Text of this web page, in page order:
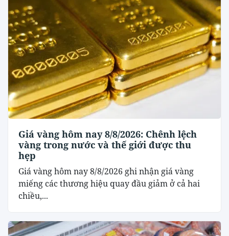
Giá vàng hôm nay 8/8/2026: Chênh lệch
vàng trong nước và thế giới được thu
hẹp
Giá vàng hôm nay 8/8/2026 ghi nhận giá vàng
miếng các thương hiệu quay đầu giảm ở cả hai
chiều,...